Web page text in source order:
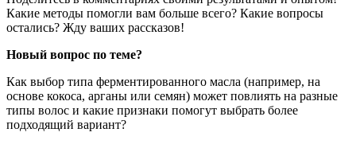
Какие методы помогли вам больше всего? Какие вопросы
остались? Жду ваших рассказов!
Новый вопрос по теме?
Как выбор типа ферментированного масла (например, на
основе кокоса, арганы или семян) может повлиять на разные
типы волос и какие признаки помогут выбрать более
подходящий вариант?